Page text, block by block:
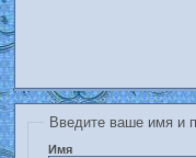
Введите ваше имя и
Имя